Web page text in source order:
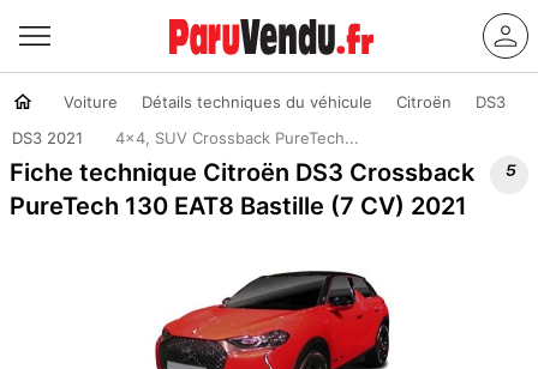
Voiture Détails techniques du véhicule Citroën
DS3
DS3 2021
4x4, SUV Crossback PureTech...
Fiche technique Citroën DS3 Crossback
PureTech 130 EAT8 Bastille (7 CV) 2021
